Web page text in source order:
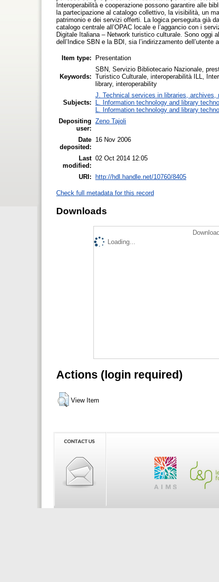
Interoperabilità e cooperazione possono garantire alle
la partecipazione al catalogo collettivo, la visibilità, un
patrimonio e dei servizi offerti. La logica perseguita già
catalogo centrale all’OPAC locale e l’aggancio con i
Digitale Italiana – Network turistico culturale. Sono oggi
dell’Indice SBN e la BDI, sia l’indirizzamento dell’utente
Item type: Presentation
Keywords:
SBN, Servizio Bibliotecario Nazionale,
Turistico Culturale, interoperabilità ILL,
library, interoperability
Subjects:
J. Technical services in libraries, archives,
L. Information technology and library
L. Information technology and library
Depositing
user:
Zeno Tajoli
Date
deposited:
16 Nov 2006
Last
modified:
02 Oct 2014 12:05
URI: http://hdl.handle.net/10760/8405
Check full metadata for this record
Downloads
Loading...
Actions (login required)
View Item